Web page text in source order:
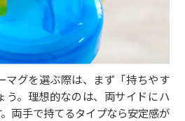
マグを選ぶ際は、まず「持ちやす
う。理想的なのは、両サイドにハ
両手で持てるタイプなら安定感が